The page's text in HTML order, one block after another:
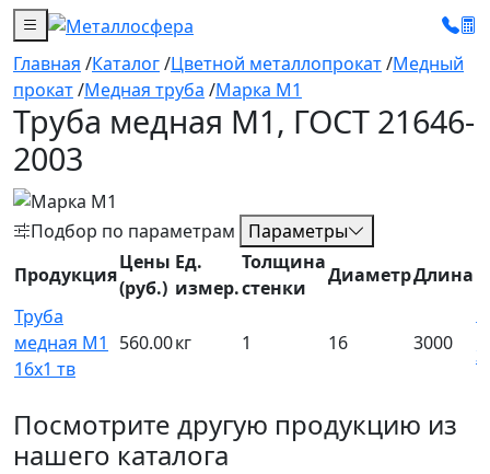
Главная /Каталог/Цветной металлопрокат/Медный
прокат/Медная труба /Марка M1
Труба медная M1, ГОСТ 21646-
2003
Подбор по параметрам
Параметры
Продукция
Цены
(руб.)
Ед.
измер.
Толщина
стенки
ДиаметрДлина
Труба
медная М1
16х1 тв
560.00кг 1 16 3000
Посмотрите другую продукцию из
нашего каталога